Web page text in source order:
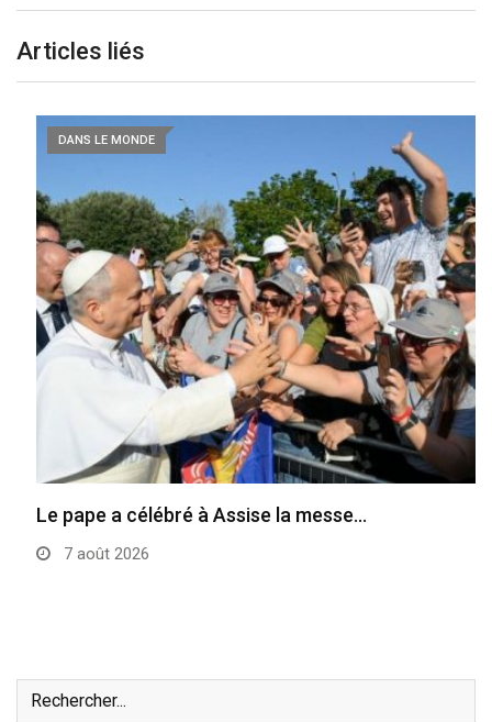
Articles liés
DANS LE MONDE
Le pape a célébré à Assise la messe…
7 août 2026